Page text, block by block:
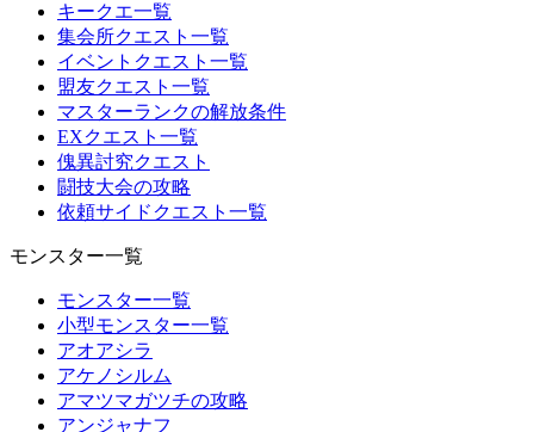
キークエ一覧
集会所クエスト一覧
イベントクエスト一覧
盟友クエスト一覧
マスターランクの解放条件
EXクエスト一覧
傀異討究クエスト
闘技大会の攻略
依頼サイドクエスト一覧
モンスター一覧
モンスター一覧
小型モンスター一覧
アオアシラ
アケノシルム
アマツマガツチの攻略
アンジャナフ